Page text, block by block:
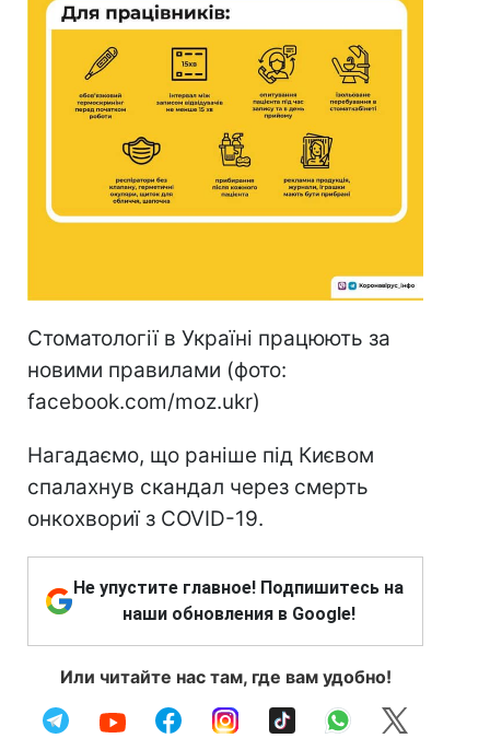
Стоматології в Україні працюють за
новими правилами (фото:
facebook.com/moz.ukr)
Нагадаємо, що раніше під Києвом
спалахнув скандал через смерть
онкохвориї з COVID-19.
Не упустите главное! Подпишитесь на
наши обновления в Google!
Или читайте нас там, где вам удобно!